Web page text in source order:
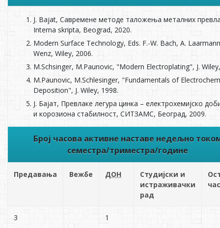
Ј. Bajat, Савремене методе таложења металних
Interna skripta, Beograd, 2020.
Modern Surface Technology, Eds. F.-W. Bach, A.
Wenz, Wiley, 2006.
M.Schsinger, M.Paunovic, "Modern Electroplating", J.
M.Paunovic, M.Schlesinger, "Fundamentals of
Deposition", J. Wiley, 1998.
J. Бајат, Превлаке легура цинка – електрохемијско
и корозиона стабилност, СИТЗАМС, Београд, 2009.
Број часова активне наставе недељно
семестра/триместра/године
Предавања Вежбе ДОН
Студијски и
истраживачки
рад
3 1